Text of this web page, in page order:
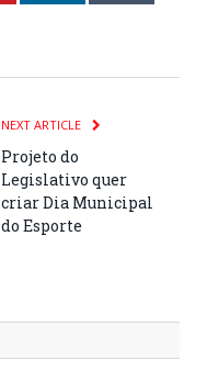
NEXT ARTICLE
Projeto do
Legislativo quer
criar Dia Municipal
do Esporte